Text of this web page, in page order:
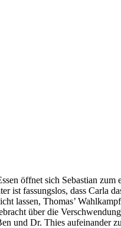
öffnet sich Sebastian
ist fassungslos, dass Carla
lassen, Thomas’
über die
und Dr. Thies aufeinander